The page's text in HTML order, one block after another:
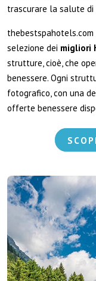
trascurare la salute di
selezione dei migliori
strutture, cioè, che
benessere. Ogni
fotografico, con una
offerte benessere